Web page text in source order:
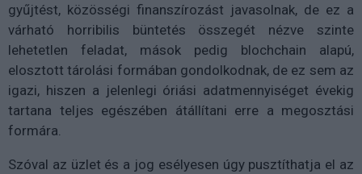
gyűjtést, közösségi finanszírozást javasolnak, de ez a
várható horribilis büntetés összegét nézve szinte
lehetetlen feladat, mások pedig blochchain alapú,
elosztott tárolási formában gondolkodnak, de ez sem az
igazi, hiszen a jelenlegi óriási adatmennyiséget évekig
tartana teljes egészében átállítani erre a megosztási
formára.
Szóval az üzlet és a jog esélyesen úgy pusztíthatja el az